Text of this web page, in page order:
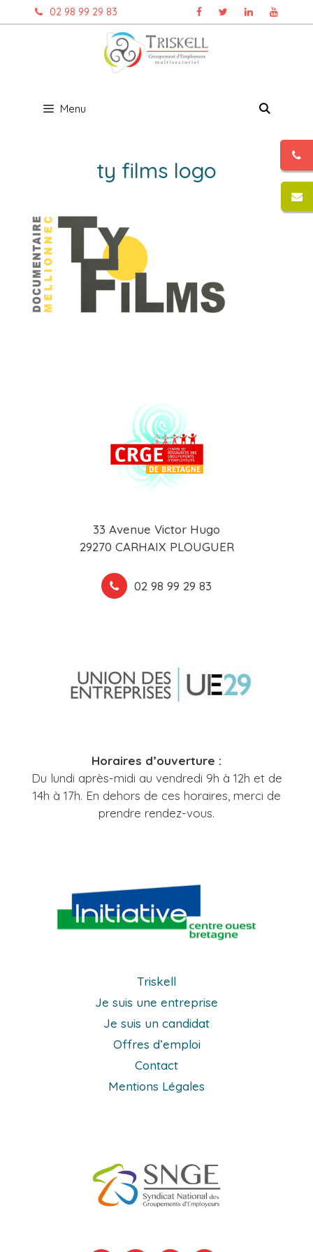
au
02 98 99 29 83
Menu
ty films logo
33 Avenue Victor Hugo
29270 CARHAIX PLOUGUER
02 98 99 29 83
Horaires d’ouverture :
Du lundi après-midi au vendredi 9h à 12h et de
14h à 17h. En dehors de ces horaires, merci de
prendre rendez-vous.
Triskell
Je suis une entreprise
Je suis un candidat
Offres d’emploi
Contact
Mentions Légales